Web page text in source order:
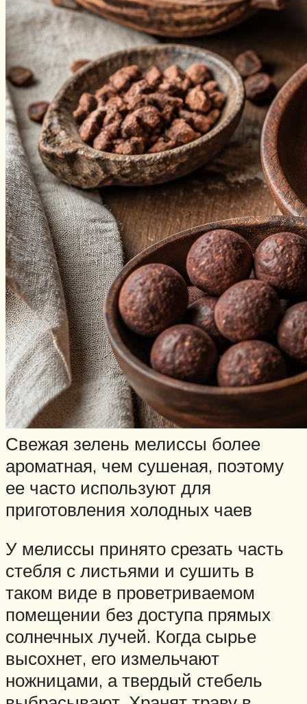
Свежая зелень мелиссы более
ароматная, чем сушеная, поэтому
ее часто используют для
приготовления холодных чаев
У мелиссы принято срезать часть
стебля с листьями и сушить в
таком виде в проветриваемом
помещении без доступа прямых
солнечных лучей. Когда сырье
высохнет, его измельчают
ножницами, а твердый стебель